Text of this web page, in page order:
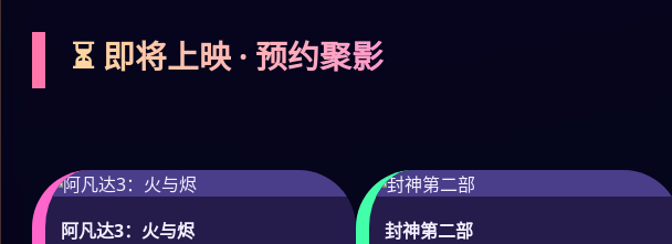
⏳ 即将上映 · 预约聚影
阿凡达3：火与烬 封神第二部